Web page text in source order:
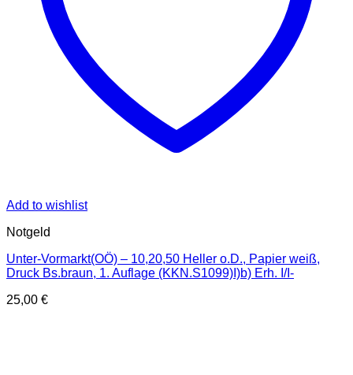
Add to wishlist
Notgeld
Unter-Vormarkt(OÖ) – 10,20,50 Heller o.D., Papier weiß,
Druck Bs.braun, 1. Auflage (KKN.S1099)I)b) Erh. I/I-
25,00 €